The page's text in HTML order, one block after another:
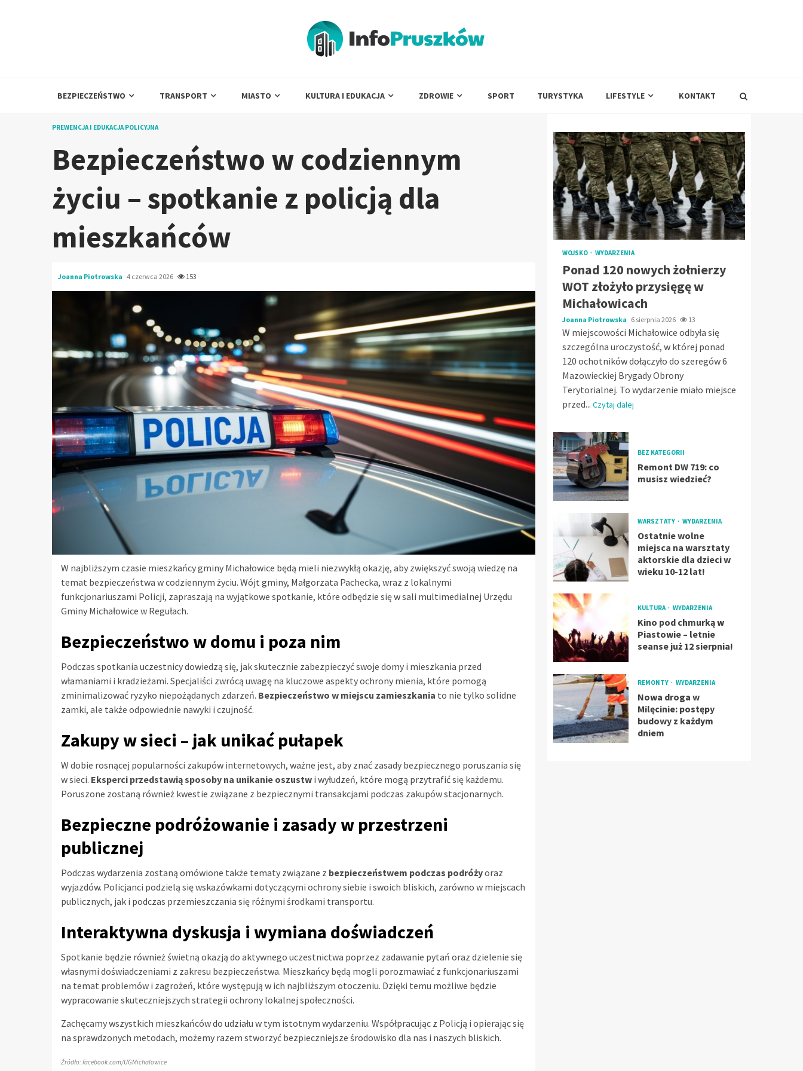
BEZPIECZEŃSTWO TRANSPORT MIASTO KULTURA I EDUKACJA ZDROWIE SPORT TURYSTYKA LIFESTYLE KONTAKT
PREWENCJA I EDUKACJA POLICYJNA
Bezpieczeństwo w codziennym
życiu – spotkanie z policją dla
mieszkańców
Joanna Piotrowska 4 czerwca 2026 153
W najbliższym czasie mieszkańcy gminy Michałowice będą mieli niezwykłą okazję, aby zwiększyć swoją wiedzę na
temat bezpieczeństwa w codziennym życiu. Wójt gminy, Małgorzata Pachecka, wraz z lokalnymi
funkcjonariuszami Policji, zapraszają na wyjątkowe spotkanie, które odbędzie się w sali multimedialnej Urzędu
Gminy Michałowice w Regułach.
Bezpieczeństwo w domu i poza nim
Podczas spotkania uczestnicy dowiedzą się, jak skutecznie zabezpieczyć swoje domy i mieszkania przed
włamaniami i kradzieżami. Specjaliści zwrócą uwagę na kluczowe aspekty ochrony mienia, które pomogą
zminimalizować ryzyko niepożądanych zdarzeń. Bezpieczeństwo w miejscu zamieszkania to nie tylko solidne
zamki, ale także odpowiednie nawyki i czujność.
Zakupy w sieci – jak unikać pułapek
W dobie rosnącej popularności zakupów internetowych, ważne jest, aby znać zasady bezpiecznego poruszania się
w sieci. Eksperci przedstawią sposoby na unikanie oszustw i wyłudzeń, które mogą przytrafić się każdemu.
Poruszone zostaną również kwestie związane z bezpiecznymi transakcjami podczas zakupów stacjonarnych.
Bezpieczne podróżowanie i zasady w przestrzeni
publicznej
Podczas wydarzenia zostaną omówione także tematy związane z bezpieczeństwem podczas podróżyoraz
wyjazdów. Policjanci podzielą się wskazówkami dotyczącymi ochrony siebie i swoich bliskich, zarówno w miejscach
publicznych, jak i podczas przemieszczania się różnymi środkami transportu.
Interaktywna dyskusja i wymiana doświadczeń
Spotkanie będzie również świetną okazją do aktywnego uczestnictwa poprzez zadawanie pytań oraz dzielenie się
własnymi doświadczeniami z zakresu bezpieczeństwa. Mieszkańcy będą mogli porozmawiać z funkcjonariuszami
na temat problemów i zagrożeń, które występują w ich najbliższym otoczeniu. Dzięki temu możliwe będzie
wypracowanie skuteczniejszych strategii ochrony lokalnej społeczności.
Zachęcamy wszystkich mieszkańców do udziału w tym istotnym wydarzeniu. Współpracując z Policją i opierając się
na sprawdzonych metodach, możemy razem stworzyć bezpieczniejsze środowisko dla nas i naszych bliskich.
Źródło: facebook.com/UGMichalowice
WOJSKO WYDARZENIA
Ponad 120 nowych żołnierzy
WOT złożyło przysięgę w
Michałowicach
Joanna Piotrowska 6 sierpnia 2026 13
W miejscowości Michałowice odbyła się
szczególna uroczystość, w której ponad
120 ochotników dołączyło do szeregów 6
Mazowieckiej Brygady Obrony
Terytorialnej. To wydarzenie miało miejsce
przed... Czytaj dalej
BEZ KATEGORII
Remont DW 719: co
musisz wiedzieć?
WARSZTATY WYDARZENIA
Ostatnie wolne
miejsca na warsztaty
aktorskie dla dzieci w
wieku 10-12 lat!
KULTURA WYDARZENIA
Kino pod chmurką w
Piastowie – letnie
seanse już 12 sierpnia!
REMONTY WYDARZENIA
Nowa droga w
Milęcinie: postępy
budowy z każdym
dniem